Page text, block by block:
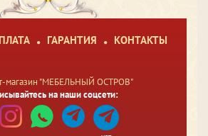
ГАРАНТИЯ КОНТАКТЫ
магазин "МЕБЕЛЬНЫЙ ОСТРОВ"
на наши соцсети: